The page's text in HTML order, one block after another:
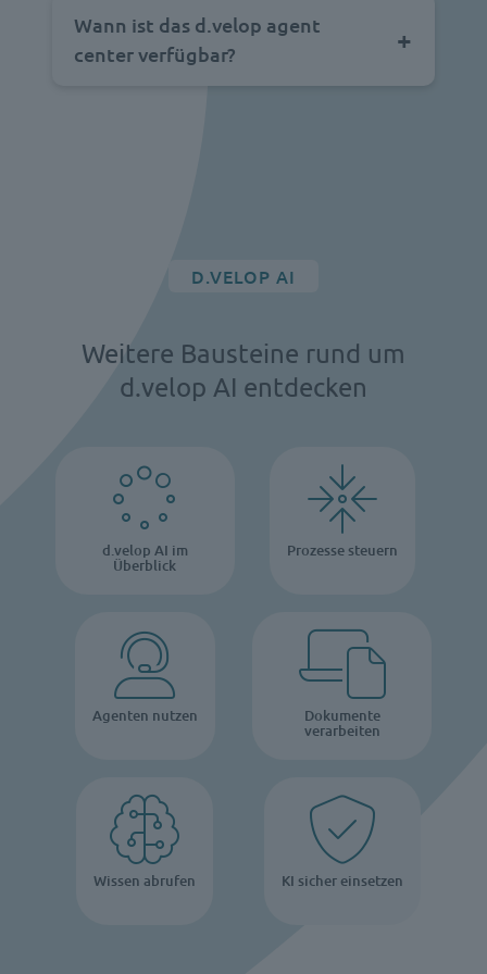
Wann ist das d.velop agent
center verfügbar?
D.VELOP AI
Weitere Bausteine rund um
d.velop AI entdecken
d.velop AI im
Überblick
Prozesse steuern
Agenten nutzen Dokumente
verarbeiten
Wissen abrufen KI sicher einsetzen